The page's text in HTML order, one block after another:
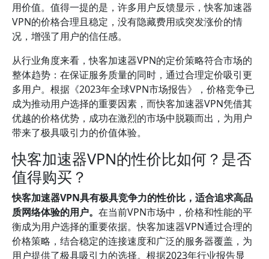
用价值。值得一提的是，许多用户反馈显示，快客加速器
VPN的价格合理且稳定，没有隐藏费用或突发涨价的情
况，增强了用户的信任感。
从行业角度来看，快客加速器VPN的定价策略符合市场的
整体趋势：在保证服务质量的同时，通过合理定价吸引更
多用户。根据《2023年全球VPN市场报告》，价格竞争已
成为推动用户选择的重要因素，而快客加速器VPN凭借其
优越的价格优势，成功在激烈的市场中脱颖而出，为用户
带来了极具吸引力的价值体验。
快客加速器VPN的性价比如何？是否
值得购买？
快客加速器VPN具有极具竞争力的性价比，适合追求高品
质网络体验的用户。 在当前VPN市场中，价格和性能的平
衡成为用户选择的重要依据。快客加速器VPN通过合理的
价格策略，结合稳定的连接速度和广泛的服务器覆盖，为
用户提供了极具吸引力的选择。根据2023年行业报告显